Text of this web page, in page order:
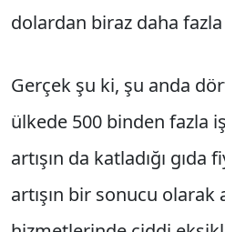
dolardan biraz daha
Gerçek şu ki, şu anda
ülkede 500 binden fazla
artışın da katladığı gıda
artışın bir sonucu olarak